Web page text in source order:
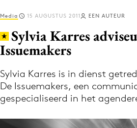
Log in
Volg het laatste nieuws
Nieuws
Media 15 AUGUSTUS 2011 EEN AUTEUR
Sylvia Karres
Issuemakers
Sylvia Karres is in dienst
De Issuemakers, een
gespecialiseerd in het